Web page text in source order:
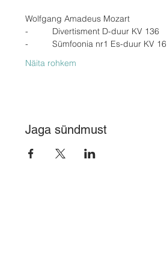
Wolfgang Amadeus Mozart
-          Divertisment D-duur KV 136
-          Sümfoonia nr1 Es-duur KV 16
Näita rohkem
Jaga sündmust